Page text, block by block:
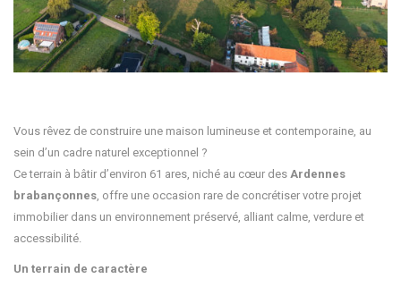
Vous rêvez de construire une maison lumineuse et contemporaine, au
sein d’un cadre naturel exceptionnel ?
Ce terrain à bâtir d’environ 61 ares, niché au cœur des Ardennes
brabançonnes , offre une occasion rare de concrétiser votre projet
immobilier dans un environnement préservé, alliant calme, verdure et
accessibilité.
Un terrain de caractère